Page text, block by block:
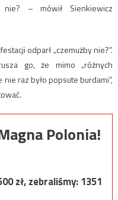
– mówił Sienkiewicz
odparł „czemużby nie?”.
go, że mimo „różnych
raz było popsute burdami”,
Polonia!
zł, zebraliśmy:1351